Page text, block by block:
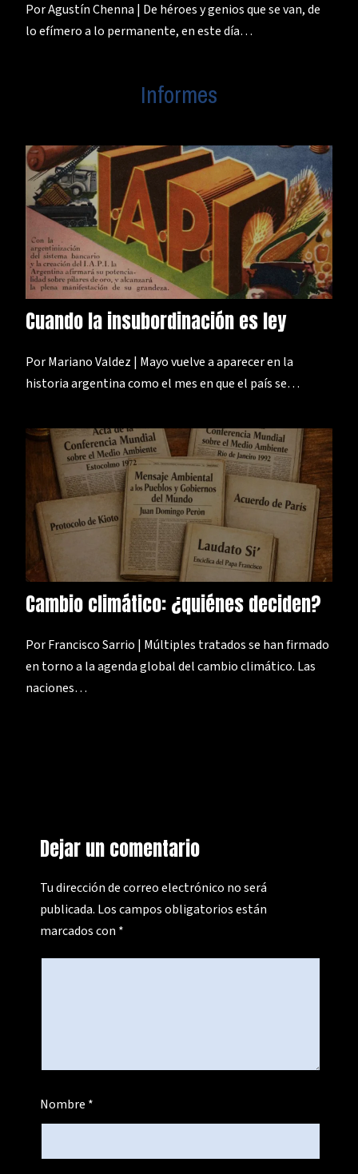
Por Agustín Chenna | De héroes y genios que se van, de
lo efímero a lo permanente, en este día…
Informes
Cuando la insubordinación es ley
Por Mariano Valdez | Mayo vuelve a aparecer en la
historia argentina como el mes en que el país se…
Cambio climático: ¿quiénes deciden?
Por Francisco Sarrio | Múltiples tratados se han firmado
en torno a la agenda global del cambio climático. Las
naciones…
Dejar un comentario
Tu dirección de correo electrónico no será
publicada. Los campos obligatorios están
marcados con *
Nombre *